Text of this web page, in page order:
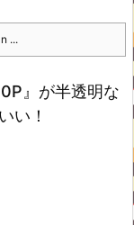
...
』が半透明な
い！